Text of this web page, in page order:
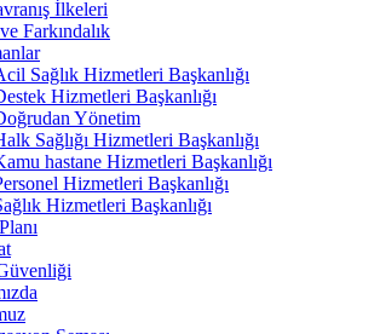
İlkeleri
Farkındalık
Sağlık Hizmetleri Başkanlığı
Hizmetleri Başkanlığı
Yönetim
Sağlığı Hizmetleri Başkanlığı
hastane Hizmetleri Başkanlığı
Hizmetleri Başkanlığı
Hizmetleri Başkanlığı